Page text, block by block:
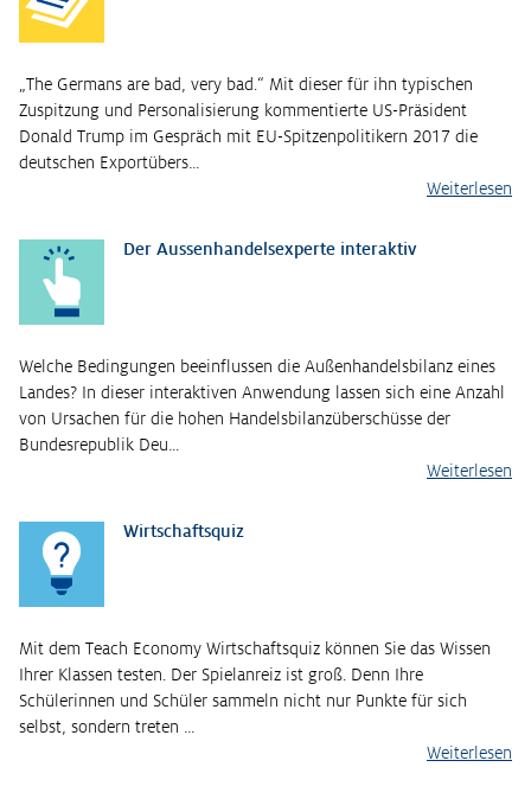
„The Germans are bad, very bad.“ Mit dieser für ihn typischen
Zuspitzung und Personalisierung kommentierte US-Präsident
Donald Trump im Gespräch mit EU-Spitzenpolitikern 2017 die
deutschen Exportübers…
Weiterlesen
Der Aussenhandelsexperte interaktiv
Welche Bedingungen beeinflussen die Außenhandelsbilanz eines
Landes? In dieser interaktiven Anwendung lassen sich eine Anzahl
von Ursachen für die hohen Handelsbilanzüberschüsse der
Bundesrepublik Deu…
Weiterlesen
Wirtschaftsquiz
Mit dem Teach Economy Wirtschaftsquiz können Sie das Wissen
Ihrer Klassen testen. Der Spielanreiz ist groß. Denn Ihre
Schülerinnen und Schüler sammeln nicht nur Punkte für sich
selbst, sondern treten …
Weiterlesen